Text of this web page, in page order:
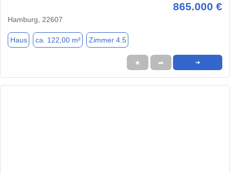
865.000 €
Hamburg, 22607
Haus ca. 122,00 m² Zimmer 4.5
★ ➦ ➜